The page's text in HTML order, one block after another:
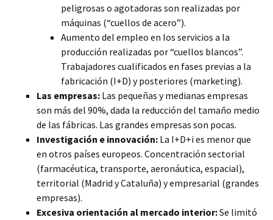
peligrosas o agotadoras son realizadas por
máquinas (“cuellos de acero”).
Aumento del empleo en los servicios a la
producción realizadas por “cuellos blancos”.
Trabajadores cualificados en fases previas a la
fabricación (I+D) y posteriores (marketing).
Las empresas: Las pequeñas y medianas empresas
son más del 90%, dada la reducción del tamaño medio
de las fábricas. Las grandes empresas son pocas.
Investigación e innovación: La I+D+i es menor que
en otros países europeos. Concentración sectorial
(farmacéutica, transporte, aeronáutica, espacial),
territorial (Madrid y Cataluña) y empresarial (grandes
empresas).
Excesiva orientación al mercado interior:Se limitó